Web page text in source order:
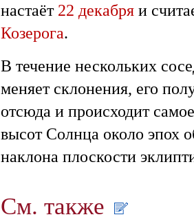
настаёт 22 декабря и
Козерога.
В течение нескольких
меняет склонения, его
отсюда и происходит
высот Солнца около эпох
наклона плоскости
См. также